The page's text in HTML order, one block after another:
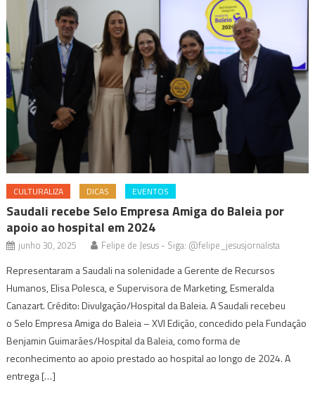
CULTURALIZA DICAS EVENTOS
Saudali recebe Selo Empresa Amiga do Baleia por
apoio ao hospital em 2024
junho 30, 2025 Felipe de Jesus - Siga: @felipe_jesusjornalista
Representaram a Saudali na solenidade a Gerente de Recursos
Humanos, Elisa Polesca, e Supervisora de Marketing, Esmeralda
Canazart. Crédito: Divulgação/Hospital da Baleia. A Saudali recebeu
o Selo Empresa Amiga do Baleia – XVI Edição, concedido pela Fundação
Benjamin Guimarães/Hospital da Baleia, como forma de
reconhecimento ao apoio prestado ao hospital ao longo de 2024. A
entrega […]